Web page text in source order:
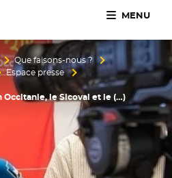
/ Pyrénées-Méditerranée
MENU
Que faisons-nous ?
Espace presse
Occitanie, le Sicoval et le (…)